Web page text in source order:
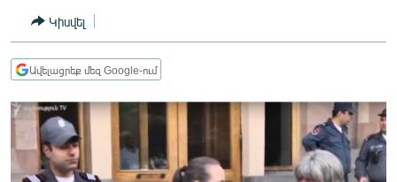
ՀԱՍԱՐԱԿՈՒԹՅՈՒՆ
ՏՆՏԵՍՈՒԹՅՈՒՆ
ՂԱՐԱԲԱՂ
ՊԱՏԵՐԱԶՄԻ 6 ՇԱԲԱԹՆԵՐԸ
ՏԱՐԱԾԱՇՐՋԱՆ
Կիսվել
Ավելացրեք մեզ Google-ում